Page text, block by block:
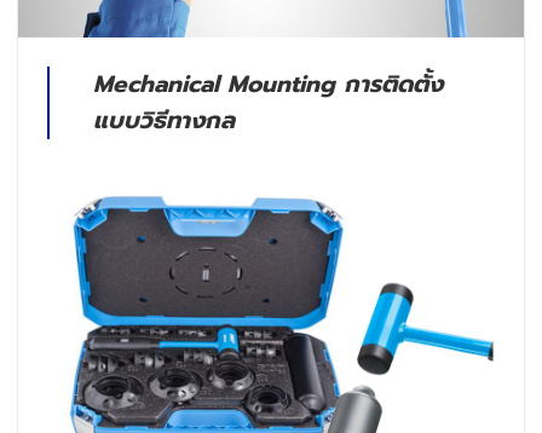
Mechanical Mounting การติดตั้ง
แบบวิธีทางกล